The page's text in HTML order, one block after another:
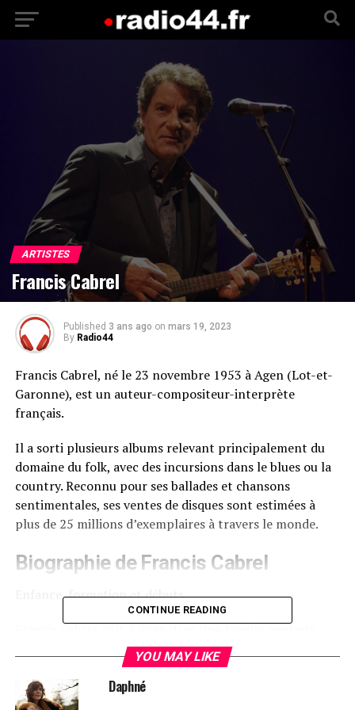
ARTISTES
Francis Cabrel
Published 3 ans ago on mars 19, 2023
By Radio44
Francis Cabrel, né le 23 novembre 1953 à Agen (Lot-et-
Garonne), est un auteur-compositeur-interprète
français.
Il a sorti plusieurs albums relevant principalement du
domaine du folk, avec des incursions dans le blues ou la
country. Reconnu pour ses ballades et chansons
sentimentales, ses ventes de disques sont estimées à
plus de 25 millions d’exemplaires à travers le monde.
Biographie de Francis Cabrel
Enfance, formation et débuts.
Francis Cabrel naît à Agen dans une famille modeste
originaire du Frioul en Italie, d’un père ouvrier dans une
biscuiterie et d’une mère caissière dans une cafétéria. Il
a une sœur, Martine, et un frère, Philippe. Il passe son
enfance à Astaffort, dans le Lot-et-Garonne.
CONTINUE READING
YOU MAY LIKE
Daphné